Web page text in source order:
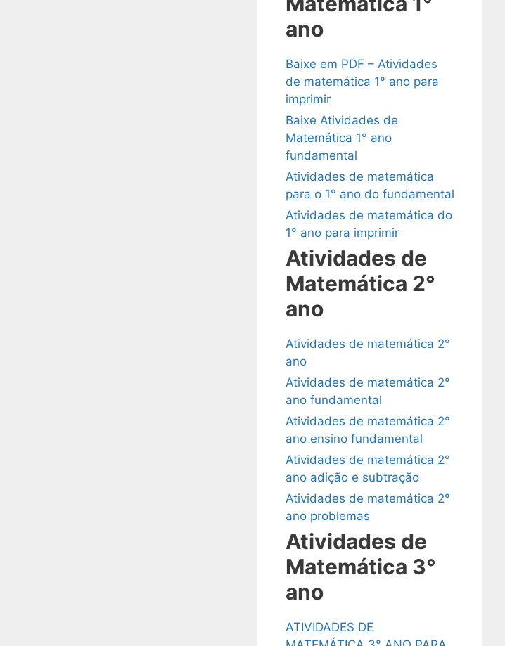
ano
Baixe em PDF – Atividades
de matemática 1° ano para
imprimir
Baixe Atividades de
Matemática 1° ano
fundamental
Atividades de matemática
para o 1° ano do fundamental
Atividades de matemática do
1° ano para imprimir
Atividades de
Matemática 2°
ano
Atividades de matemática 2°
ano
Atividades de matemática 2°
ano fundamental
Atividades de matemática 2°
ano ensino fundamental
Atividades de matemática 2°
ano adição e subtração
Atividades de matemática 2°
ano problemas
Atividades de
Matemática 3°
ano
ATIVIDADES DE